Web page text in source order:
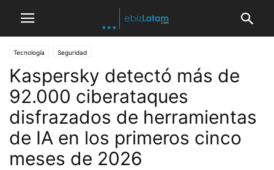
Tecnología Seguridad
Kaspersky detectó más de
92.000 ciberataques
disfrazados de herramientas
de IA en los primeros cinco
meses de 2026